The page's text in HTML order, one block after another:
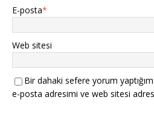
E-posta*
Web sitesi
Bir dahaki sefere yorum
e-posta adresimi ve web sitesi